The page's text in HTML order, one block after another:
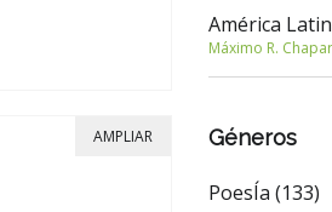
AMPLIAR
América
Máximo R.
Géneros
PoesÍa (133)